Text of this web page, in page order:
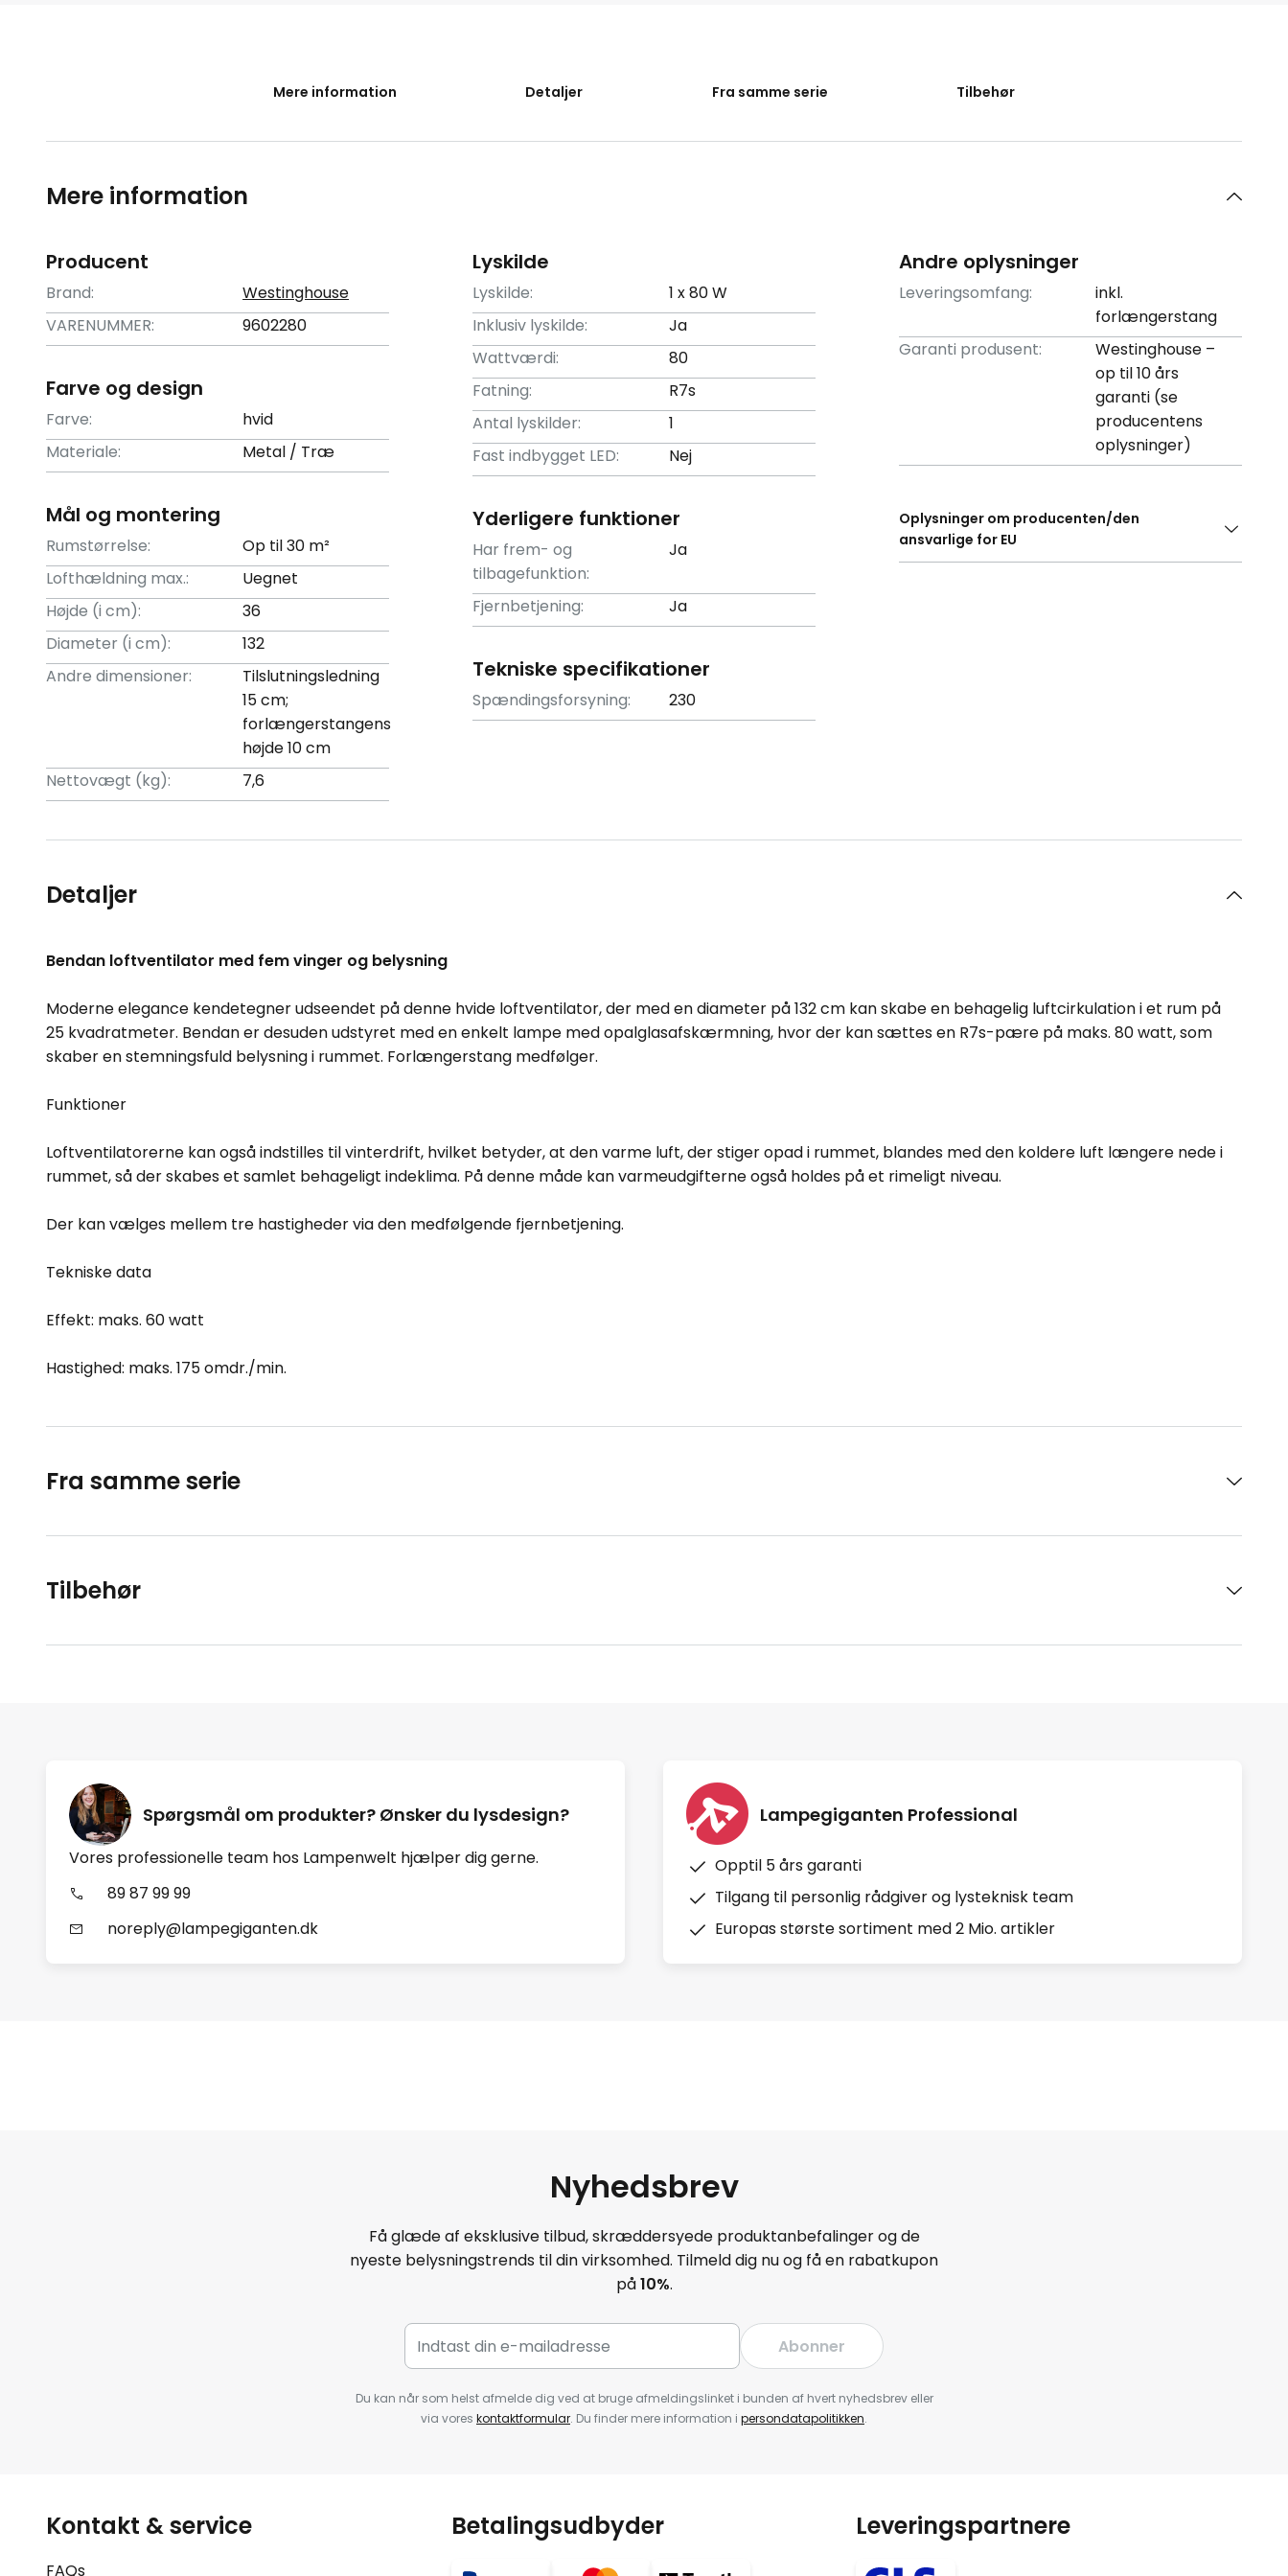
Mere information Detaljer Fra samme serie Tilbehør
Mere information
Producent
Brand:
Westinghouse
VARENUMMER:
9602280
Farve og design
Farve:
hvid
Materiale:
Metal / Træ
Mål og montering
Rumstørrelse:
Op til 30 m²
Lofthældning max.:
Uegnet
Højde (i cm):
36
Diameter (i cm):
132
Andre dimensioner:
Tilslutningsledning
15 cm;
forlængerstangens
højde 10 cm
Nettovægt (kg):
7,6
Lyskilde
Lyskilde:
1 x 80 W
Inklusiv lyskilde:
Ja
Wattværdi:
80
Fatning:
R7s
Antal lyskilder:
1
Fast indbygget LED:
Nej
Yderligere funktioner
Har frem- og
tilbagefunktion:
Ja
Fjernbetjening: Ja
Tekniske specifikationer
Spændingsforsyning: 230
Andre oplysninger
Leveringsomfang:
inkl.
forlængerstang
Garanti produsent:
Westinghouse –
op til 10 års
garanti (se
producentens
oplysninger)
Oplysninger om producenten/den
ansvarlige for EU
Detaljer
Bendan loftventilator med fem vinger og belysning
Moderne elegance kendetegner udseendet på denne hvide loftventilator, der med en diameter på 132 cm kan skabe en behagelig luftcirkulation i et rum på
25 kvadratmeter. Bendan er desuden udstyret med en enkelt lampe med opalglasafskærmning, hvor der kan sættes en R7s-pære på maks. 80 watt, som
skaber en stemningsfuld belysning i rummet. Forlængerstang medfølger.
Funktioner
Loftventilatorerne kan også indstilles til vinterdrift, hvilket betyder, at den varme luft, der stiger opad i rummet, blandes med den koldere luft længere nede i
rummet, så der skabes et samlet behageligt indeklima. På denne måde kan varmeudgifterne også holdes på et rimeligt niveau.
Der kan vælges mellem tre hastigheder via den medfølgende fjernbetjening.
Tekniske data
Effekt: maks. 60 watt
Hastighed: maks. 175 omdr./min.
Fra samme serie
Tilbehør
Spørgsmål om produkter? Ønsker du lysdesign?
Vores professionelle team hos Lampenwelt hjælper dig gerne.
89 87 99 99
noreply@lampegiganten.dk
Lampegiganten Professional
Opptil 5 års garanti
Tilgang til personlig rådgiver og lysteknisk team
Europas største sortiment med 2 Mio. artikler
Nyhedsbrev
Få glæde af eksklusive tilbud, skræddersyede produktanbefalinger og de
nyeste belysningstrends til din virksomhed. Tilmeld dig nu og få en rabatkupon
på10%.
Abonner
Du kan når som helst afmelde dig ved at bruge afmeldingslinket i bunden af hvert nyhedsbrev eller
via vores kontaktformular. Du finder mere information i persondatapolitikken.
Kontakt & service
FAQs
Betalingsudbyder Leveringspartnere